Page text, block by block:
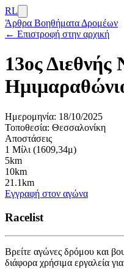
RL
Άρθρα Βοηθήματα Δρομέων
← Επιστροφή στην αρχική
13ος Διεθνής
Ημερομηνία: 18/10/2025
Τοποθεσία: Θεσσαλονίκη
Αποστάσεις
1 Μίλι (1609,34μ)
5km
10km
21.1km
Εγγραφή στον αγώνα
Racelist
Βρείτε αγώνες δρόμου και
διάφορα χρήσιμα εργαλεία